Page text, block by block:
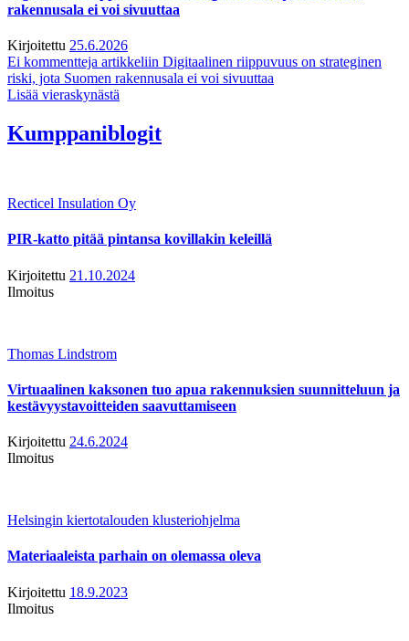
rakennusala ei voi sivuuttaa
Kirjoitettu 25.6.2026
Ei kommentteja artikkeliin Digitaalinen riippuvuus on strateginen
riski, jota Suomen rakennusala ei voi sivuuttaa
Lisää vieraskynästä
Kumppaniblogit
Recticel Insulation Oy
PIR-katto pitää pintansa kovillakin keleillä
Kirjoitettu 21.10.2024
Ilmoitus
Thomas Lindstrom
Virtuaalinen kaksonen tuo apua rakennuksien suunnitteluun ja
kestävyystavoitteiden saavuttamiseen
Kirjoitettu 24.6.2024
Ilmoitus
Helsingin kiertotalouden klusteriohjelma
Materiaaleista parhain on olemassa oleva
Kirjoitettu 18.9.2023
Ilmoitus